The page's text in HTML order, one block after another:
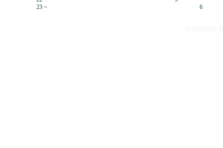
23 ~
6